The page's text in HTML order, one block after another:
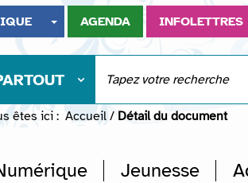
AGENDA INFOLETTRES
êtes ici : Accueil / Détail du document
Jeunesse